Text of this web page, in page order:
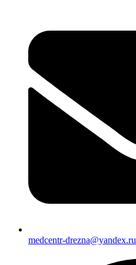
medcentr-drezna@yandex.ru